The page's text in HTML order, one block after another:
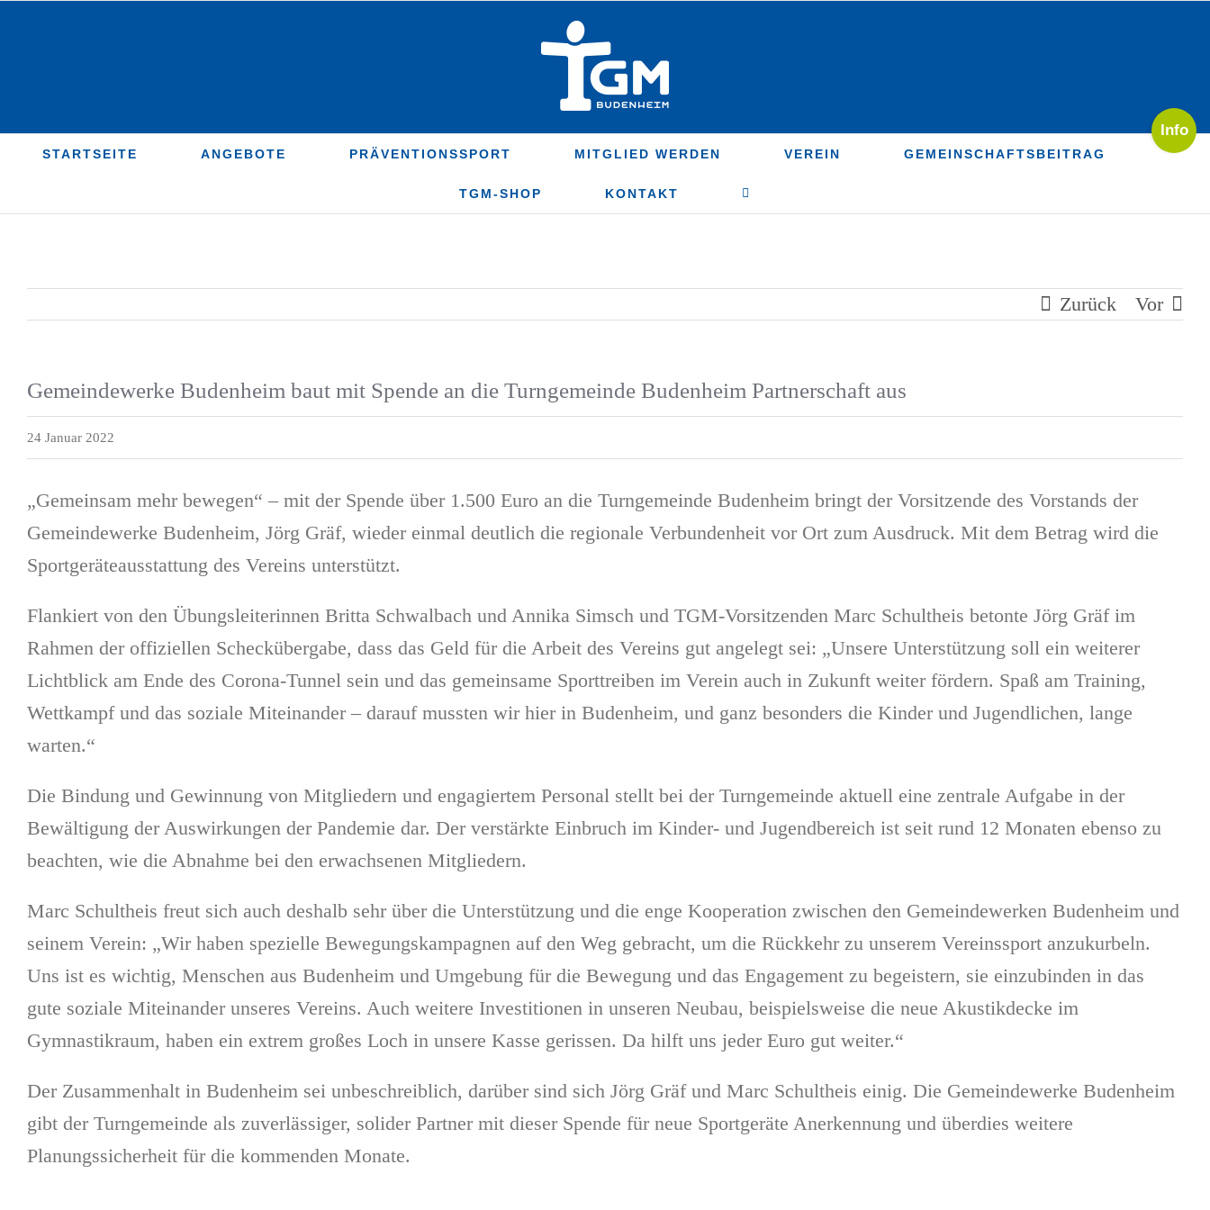
STARTSEITE ANGEBOTE PRÄVENTIONSSPORT MITGLIED WERDEN VEREIN GEMEINSCHAFTSBEITRAG
TGM-SHOP KONTAKT
Zurück Vor
Gemeindewerke Budenheim baut mit Spende an die Turngemeinde Budenheim Partnerschaft aus
24 Januar 2022
„Gemeinsam mehr bewegen“ – mit der Spende über 1.500 Euro an die Turngemeinde Budenheim bringt der Vorsitzende des Vorstands der
Gemeindewerke Budenheim, Jörg Gräf, wieder einmal deutlich die regionale Verbundenheit vor Ort zum Ausdruck. Mit dem Betrag wird die
Sportgeräteausstattung des Vereins unterstützt.
Flankiert von den Übungsleiterinnen Britta Schwalbach und Annika Simsch und TGM-Vorsitzenden Marc Schultheis betonte Jörg Gräf im
Rahmen der offiziellen Scheckübergabe, dass das Geld für die Arbeit des Vereins gut angelegt sei: „Unsere Unterstützung soll ein weiterer
Lichtblick am Ende des Corona-Tunnel sein und das gemeinsame Sporttreiben im Verein auch in Zukunft weiter fördern. Spaß am Training,
Wettkampf und das soziale Miteinander – darauf mussten wir hier in Budenheim, und ganz besonders die Kinder und Jugendlichen, lange
warten.“
Die Bindung und Gewinnung von Mitgliedern und engagiertem Personal stellt bei der Turngemeinde aktuell eine zentrale Aufgabe in der
Bewältigung der Auswirkungen der Pandemie dar. Der verstärkte Einbruch im Kinder- und Jugendbereich ist seit rund 12 Monaten ebenso zu
beachten, wie die Abnahme bei den erwachsenen Mitgliedern.
Marc Schultheis freut sich auch deshalb sehr über die Unterstützung und die enge Kooperation zwischen den Gemeindewerken Budenheim und
seinem Verein: „Wir haben spezielle Bewegungskampagnen auf den Weg gebracht, um die Rückkehr zu unserem Vereinssport anzukurbeln.
Uns ist es wichtig, Menschen aus Budenheim und Umgebung für die Bewegung und das Engagement zu begeistern, sie einzubinden in das
gute soziale Miteinander unseres Vereins. Auch weitere Investitionen in unseren Neubau, beispielsweise die neue Akustikdecke im
Gymnastikraum, haben ein extrem großes Loch in unsere Kasse gerissen. Da hilft uns jeder Euro gut weiter.“
Der Zusammenhalt in Budenheim sei unbeschreiblich, darüber sind sich Jörg Gräf und Marc Schultheis einig. Die Gemeindewerke Budenheim
gibt der Turngemeinde als zuverlässiger, solider Partner mit dieser Spende für neue Sportgeräte Anerkennung und überdies weitere
Planungssicherheit für die kommenden Monate.
Toggle
Sliding
Area